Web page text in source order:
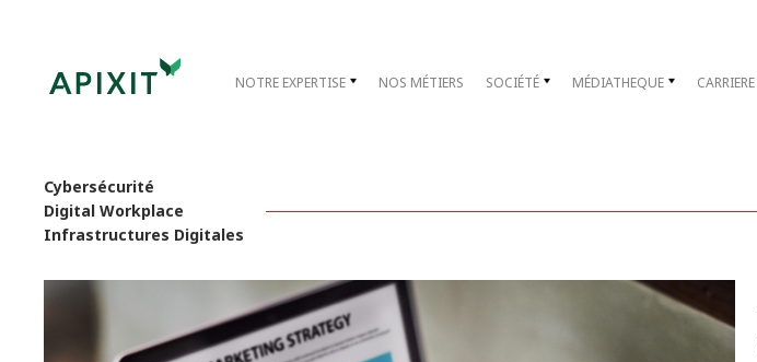
NOTRE EXPERTISE NOS MÉTIERS SOCIÉTÉ MÉDIATHEQUE CARRIERE
Cybersécurité
Digital Workplace
Infrastructures Digitales